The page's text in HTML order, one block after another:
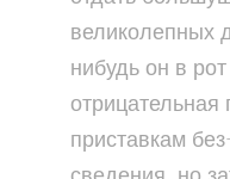
великолепных
нибудь он в
приставкам